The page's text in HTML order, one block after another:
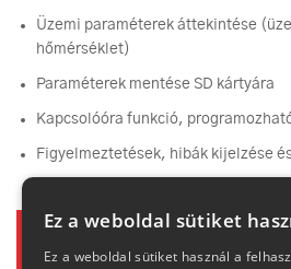
Üzemi paraméterek áttekintése
hőmérséklet)
Paraméterek mentése SD kártyára
Kapcsolóóra funkció,
Figyelmeztetések, hibák kijelzése
Champion S-család adatlap
S11D, S15D kompresszor
Ez a weboldal sütiket
Ez a weboldal sütiket használ a